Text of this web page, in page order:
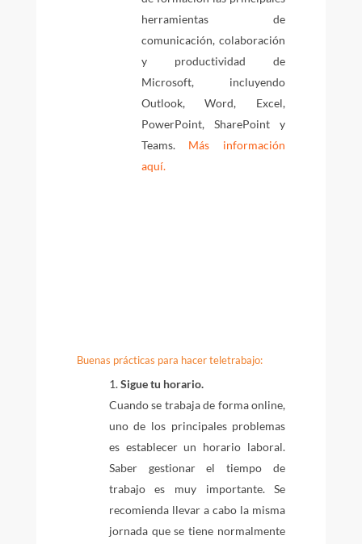
herramientas de
comunicación, colaboración
y productividad de
Microsoft, incluyendo
Outlook, Word, Excel,
PowerPoint, SharePoint y
Teams. Más información
aquí.
Buenas prácticas para hacer teletrabajo:
Sigue tu horario.
Cuando se trabaja de forma online,
uno de los principales problemas
es establecer un horario laboral.
Saber gestionar el tiempo de
trabajo es muy importante. Se
recomienda llevar a cabo la misma
jornada que se tiene normalmente